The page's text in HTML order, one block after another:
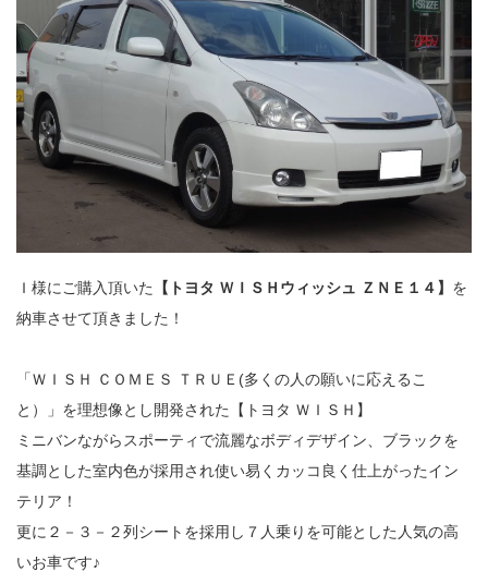
Ｉ様にご購入頂いた 【トヨタ ＷＩＳＨウィッシュ ＺＮＥ１４】 を
納車させて頂きました！
「ＷＩＳＨ ＣＯＭＥＳ ＴＲＵＥ(多くの人の願いに応えるこ
と）」を理想像とし開発された【トヨタ ＷＩＳＨ】
ミニバンながらスポーティで流麗なボディデザイン、ブラックを
基調とした室内色が採用され使い易くカッコ良く仕上がったイン
テリア！
更に２－３－２列シートを採用し７人乗りを可能とした人気の高
いお車です♪